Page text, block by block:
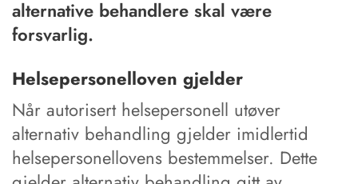
alternative behandlere skal være
forsvarlig.
Helsepersonelloven gjelder
Når autorisert helsepersonell utøver
alternativ behandling gjelder imidlertid
helsepersonellovens bestemmelser. Dette